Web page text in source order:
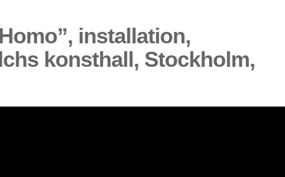
installation,
konsthall, Stockholm,